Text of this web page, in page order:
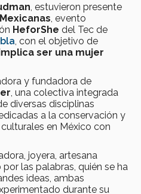
, estuvieron presente
, evento
HeforShe del Tec de
, con el objetivo de
ser una mujer
y fundadora de
, una colectiva integrada
diversas disciplinas
a la conservación y
en México con
joyera, artesana
las palabras, quién se ha
ideas, ambas
durante su